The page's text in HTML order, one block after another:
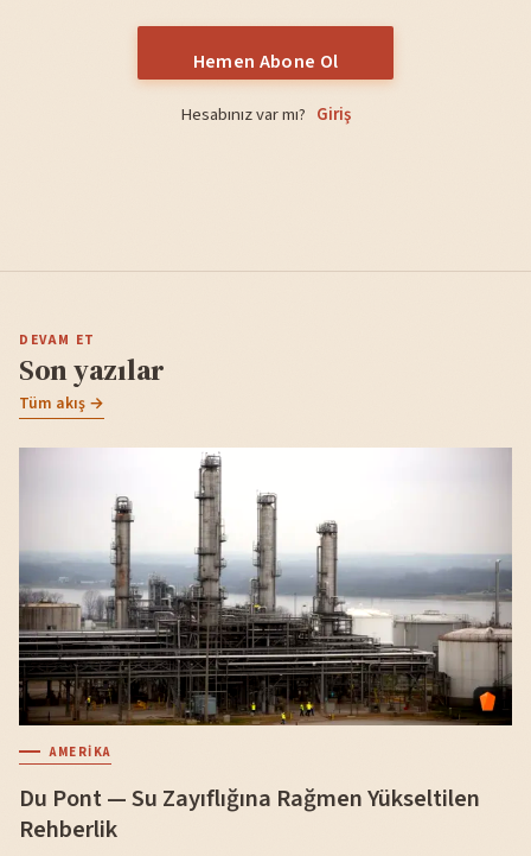
Hemen Abone Ol
Hesabınız var mı? Giriş
DEVAM ET
Son yazılar
Tüm akış →
AMERIKA
Du Pont — Su Zayıflığına Rağmen Yükseltilen
Rehberlik